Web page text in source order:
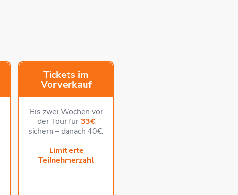
Tickets im
Vorverkauf
Bis zwei Wochen vor
der Tour für33€
sichern – danach 40€.
Limitierte
Teilnehmerzahl